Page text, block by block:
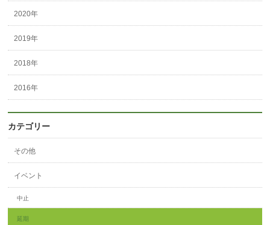
2020年
2019年
2018年
2016年
カテゴリー
その他
イベント
中止
延期